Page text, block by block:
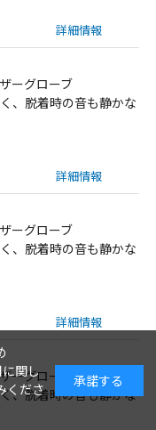
詳細情報
ーグローブ
、脱着時の音も静かな
詳細情報
ーグローブ
、脱着時の音も静かな
詳細情報
グローブ
、脱着時の音も静かな
関し
くださ
承諾する